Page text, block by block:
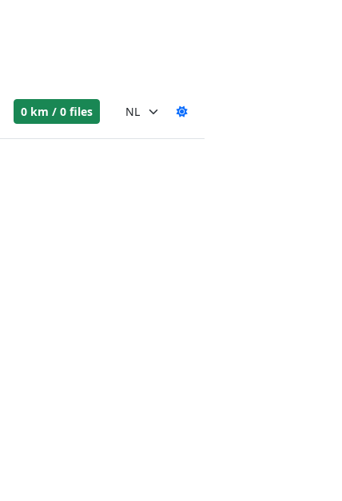
0 km / 0 files